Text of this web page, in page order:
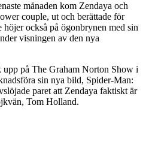
månaden kom Zendaya och
couple, ut och berättade för
också på ögonbrynen med sin
visningen av den nya
på The Graham Norton Show i
sin nya bild, Spider-Man:
paret att Zendaya faktiskt är
Tom Holland.